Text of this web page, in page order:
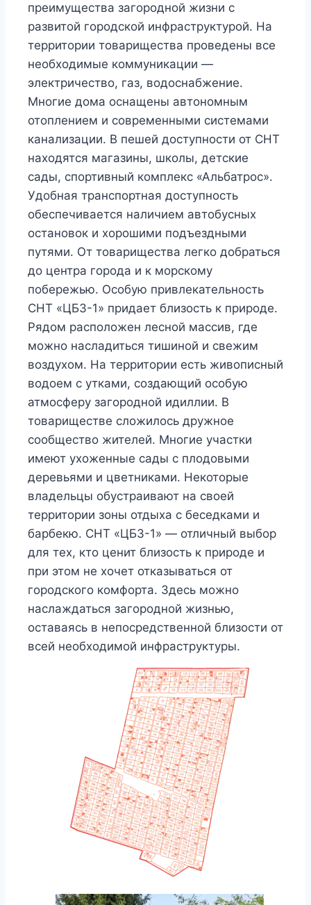
преимущества загородной жизни с
развитой городской инфраструктурой. На
территории товарищества проведены все
необходимые коммуникации —
электричество, газ, водоснабжение.
Многие дома оснащены автономным
отоплением и современными системами
канализации. В пешей доступности от СНТ
находятся магазины, школы, детские
сады, спортивный комплекс «Альбатрос».
Удобная транспортная доступность
обеспечивается наличием автобусных
остановок и хорошими подъездными
путями. От товарищества легко добраться
до центра города и к морскому
побережью. Особую привлекательность
СНТ «ЦБЗ-1» придает близость к природе.
Рядом расположен лесной массив, где
можно насладиться тишиной и свежим
воздухом. На территории есть живописный
водоем с утками, создающий особую
атмосферу загородной идиллии. В
товариществе сложилось дружное
сообщество жителей. Многие участки
имеют ухоженные сады с плодовыми
деревьями и цветниками. Некоторые
владельцы обустраивают на своей
территории зоны отдыха с беседками и
барбекю. СНТ «ЦБЗ-1» — отличный выбор
для тех, кто ценит близость к природе и
при этом не хочет отказываться от
городского комфорта. Здесь можно
наслаждаться загородной жизнью,
оставаясь в непосредственной близости от
всей необходимой инфраструктуры.